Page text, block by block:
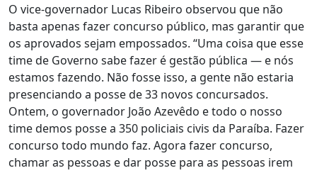
O vice-governador Lucas Ribeiro observou que não
basta apenas fazer concurso público, mas garantir que
os aprovados sejam empossados. “Uma coisa que esse
time de Governo sabe fazer é gestão pública — e nós
estamos fazendo. Não fosse isso, a gente não estaria
presenciando a posse de 33 novos concursados.
Ontem, o governador João Azevêdo e todo o nosso
time demos posse a 350 policiais civis da Paraíba. Fazer
concurso todo mundo faz. Agora fazer concurso,
chamar as pessoas e dar posse para as pessoas irem